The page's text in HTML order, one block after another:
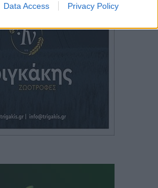
Data Access Privacy Policy